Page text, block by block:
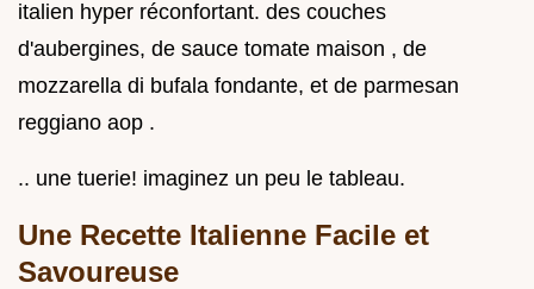
italien hyper réconfortant. des couches
d'aubergines, de sauce tomate maison , de
mozzarella di bufala fondante, et de parmesan
reggiano aop .
.. une tuerie! imaginez un peu le tableau.
Une Recette Italienne Facile et
Savoureuse